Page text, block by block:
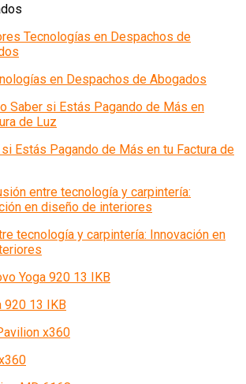
en Despachos de Abogados
Estás Pagando de Más en tu Factura de
tecnología y carpintería: Innovación en
920 13 IKB